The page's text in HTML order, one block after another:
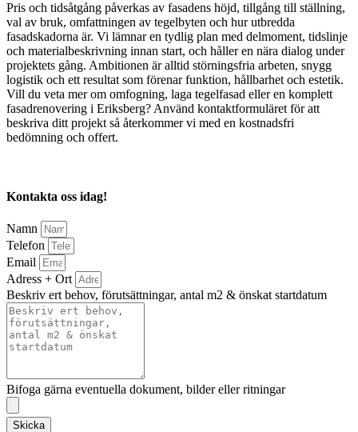
Pris och tidsåtgång påverkas av fasadens höjd, tillgång till ställning,
val av bruk, omfattningen av tegelbyten och hur utbredda
fasadskadorna är. Vi lämnar en tydlig plan med delmoment, tidslinje
och materialbeskrivning innan start, och håller en nära dialog under
projektets gång. Ambitionen är alltid störningsfria arbeten, snygg
logistik och ett resultat som förenar funktion, hållbarhet och estetik.
Vill du veta mer om omfogning, laga tegelfasad eller en komplett
fasadrenovering i Eriksberg? Använd kontaktformuläret för att
beskriva ditt projekt så återkommer vi med en kostnadsfri
bedömning och offert.
Kontakta oss idag!
Namn
Telefon
Email
Adress + Ort
Beskriv ert behov, förutsättningar, antal m2 & önskat startdatum
Bifoga gärna eventuella dokument, bilder eller ritningar
Skicka